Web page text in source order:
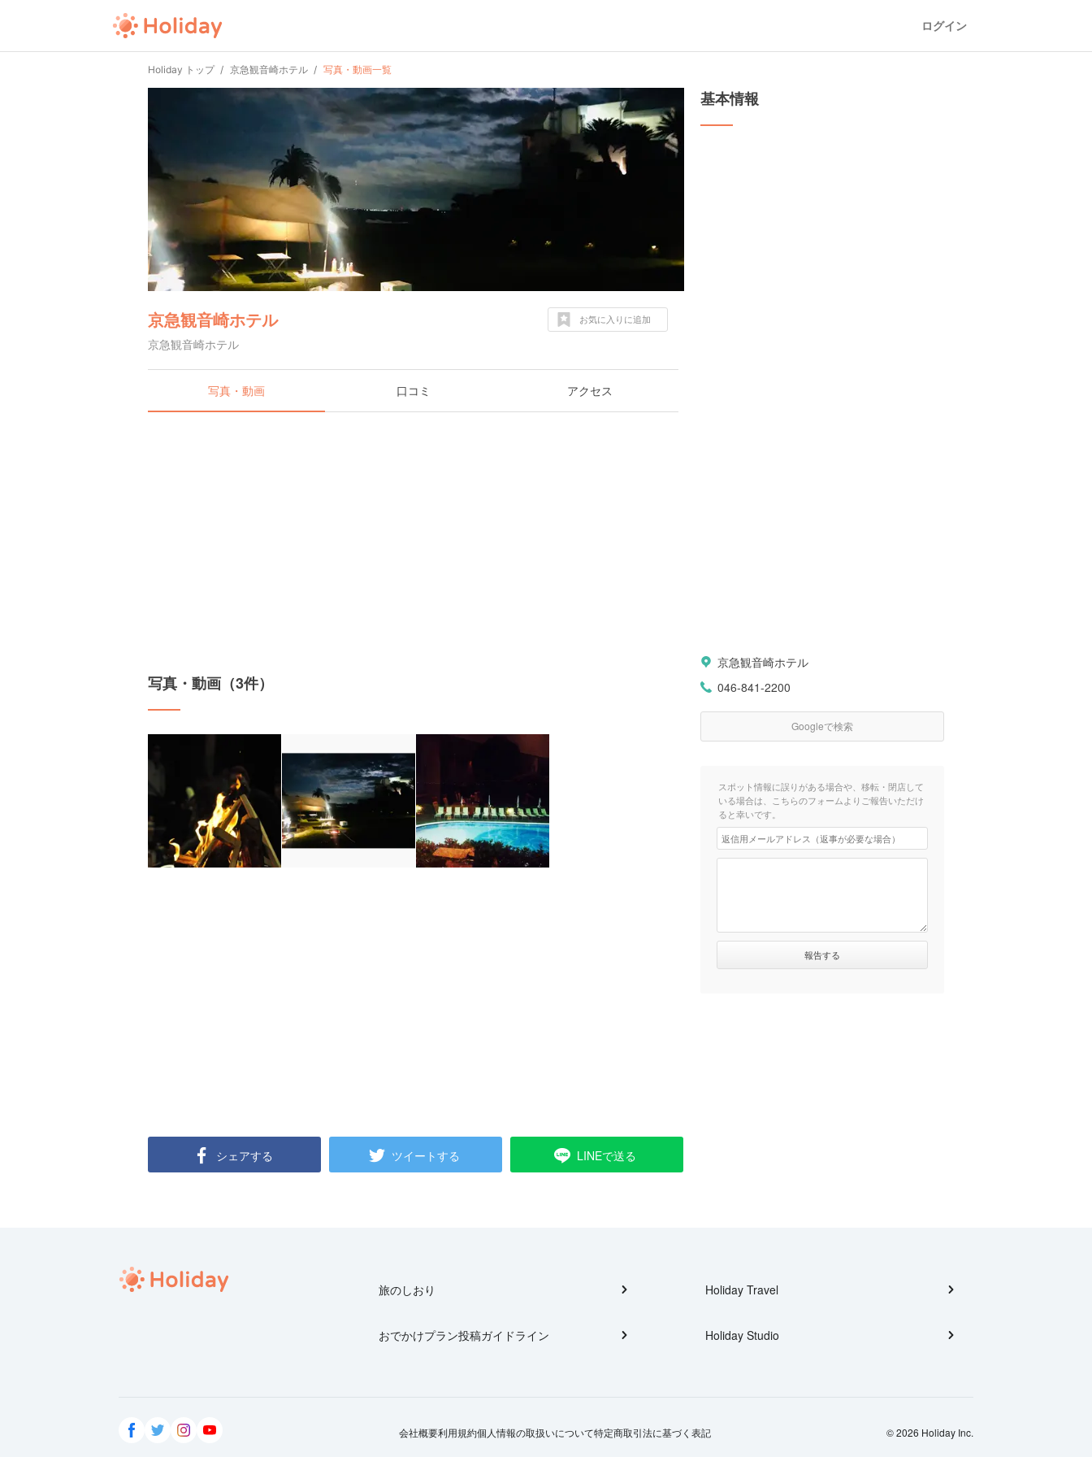
ログイン
Holiday トップ 京急観音崎ホテル 写真・動画一覧
京急観音崎ホテル
京急観音崎ホテル
お気に入りに追加
写真・動画 口コミ アクセス
写真・動画（3件）
シェアする ツイートする LINEで送る
基本情報
京急観音崎ホテル
046-841-2200
Googleで検索
スポット情報に誤りがある場合や、移転・閉店して
いる場合は、こちらのフォームよりご報告いただけ
ると幸いです。
旅のしおり
おでかけプラン投稿ガイドライン
Holiday Travel
Holiday Studio
会社概要利用規約個人情報の取扱いについて特定商取引法に基づく表記 © 2026 Holiday Inc.